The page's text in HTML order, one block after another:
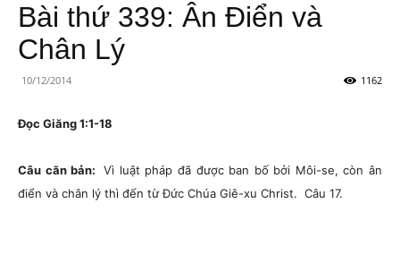
Bài thứ 339: Ân Điển và
Chân Lý
10/12/2014 1162
Đọc Giăng 1:1-18
Câu căn bản:
Vì luật pháp đã được ban bố bởi Môi-se, còn ân
điển và chân lý thì đến từ Đức Chúa Giê-xu Christ. Câu 17.